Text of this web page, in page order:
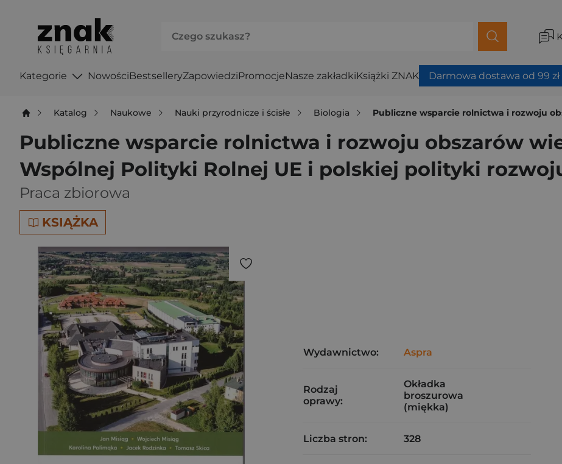
Kategorie NowościBestselleryZapowiedziPromocjeNasze zakładkiKsiążki ZNAK Darmowa dostawa od 99 zł
Katalog Naukowe Nauki przyrodnicze i ścisłe Biologia Publiczne wsparcie rolnictwa i rozwoju obszarów
Publiczne wsparcie rolnictwa i rozwoju obszarów
Wspólnej Polityki Rolnej UE i polskiej polityki
Praca zbiorowa
KSIĄŻKA
Wydawnictwo: Aspra
Rodzaj
oprawy:
Okładka
broszurowa
(miękka)
Liczba stron: 328